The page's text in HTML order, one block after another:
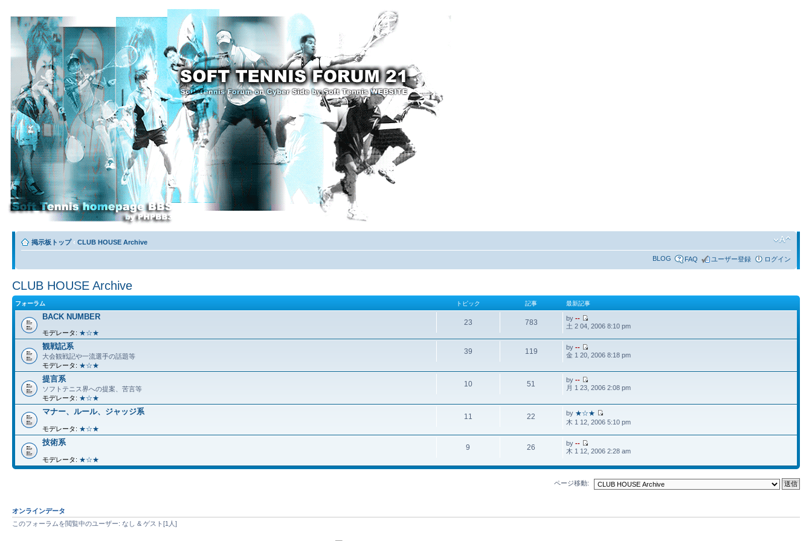
掲示板トップ ‹ CLUB HOUSE Archive
BLOG FAQ ユーザー登録 ログイン
CLUB HOUSE Archive
フォーラム トピック 記事 最新記事
BACK NUMBER
モデレータ: ★☆★
23 783 by--
土 2 04, 2006 8:10 pm
観戦記系
大会観戦記や一流選手の話題等
モデレータ: ★☆★
39 119 by--
金 1 20, 2006 8:18 pm
提言系
ソフトテニス界への提案、苦言等
モデレータ: ★☆★
10 51 by--
月 1 23, 2006 2:08 pm
マナー、ルール、ジャッジ系
モデレータ: ★☆★
11 22 by ★☆★
木 1 12, 2006 5:10 pm
技術系
モデレータ: ★☆★
9 26 by--
木 1 12, 2006 2:28 am
ページ移動:
オンラインデータ
このフォーラムを閲覧中のユーザー: なし & ゲスト[1人]